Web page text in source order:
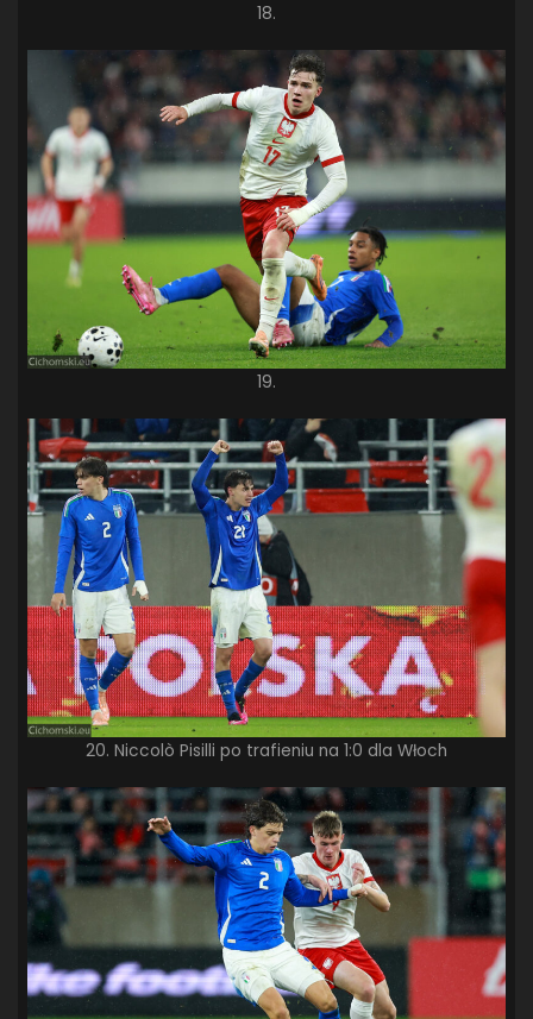
18.
19.
20. Niccolò Pisilli po trafieniu na 1:0 dla Włoch